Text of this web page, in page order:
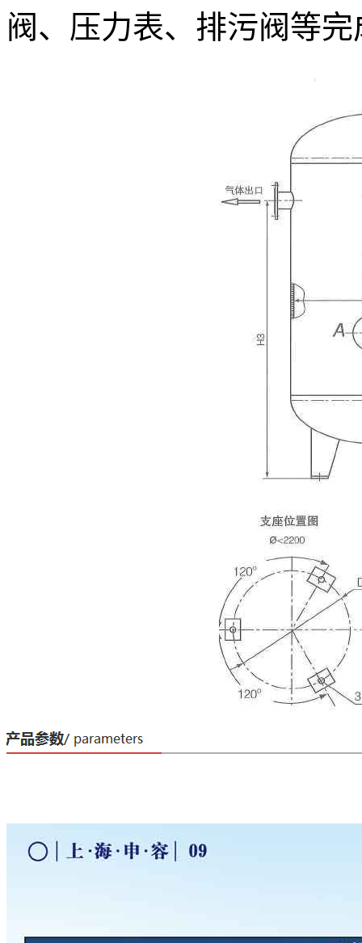
阀、压力表、排污阀等